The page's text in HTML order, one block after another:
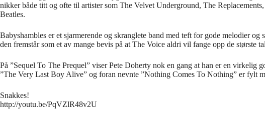
nikker både titt og ofte til artister som The Velvet Underground, The
Beatles.
Babyshambles er et sjarmerende og skranglete band med teft for gode melodier
den fremstår som et av mange bevis på at The Voice aldri vil fange opp de største
På ”Sequel To The Prequel” viser Pete Doherty nok en gang at han er en virkelig
”The Very Last Boy Alive” og foran nevnte ”Nothing Comes To Nothing” er fylt
Snakkes!
http://youtu.be/PqVZlR48v2U